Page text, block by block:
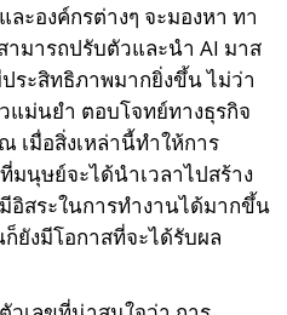
ะองค์กรต่างๆ จะมองหา ทา
มารถปรับตัวและนำ AI มาส
ระสิทธิภาพมากยิ่งขึ้น ไม่ว่า
แม่นยำ ตอบโจทย์ทางธุรกิจ
เมื่อสิ่งเหล่านี้ทำให้การ
นุษย์จะได้นำเวลาไปสร้าง
อิสระในการทำงานได้มากขึ้น
ยังมีโอกาสที่จะได้รับผล